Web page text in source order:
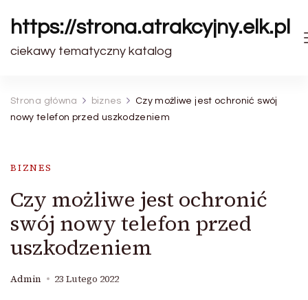
https://strona.atrakcyjny.elk.pl
ciekawy tematyczny katalog
Strona główna biznes
Czy możliwe jest ochronić swój
nowy telefon przed uszkodzeniem
BIZNES
Czy możliwe jest ochronić
swój nowy telefon przed
uszkodzeniem
Admin 23 Lutego 2022